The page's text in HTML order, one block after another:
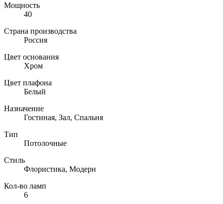
Мощность
40
Страна производства
Россия
Цвет основания
Хром
Цвет плафона
Белый
Назначение
Гостиная, Зал, Спальня
Тип
Потолочные
Стиль
Флористика, Модерн
Кол-во ламп
6